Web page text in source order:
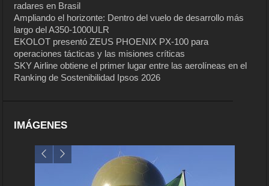
radares en Brasil
Ampliando el horizonte: Dentro del vuelo de desarrollo más
largo del A350-1000ULR
EKOLOT presentó ZEUS PHOENIX PX-100 para
operaciones tácticas y las misiones críticas
SKY Airline obtiene el primer lugar entre las aerolíneas en el
Ranking de Sostenibilidad Ipsos 2026
IMÁGENES